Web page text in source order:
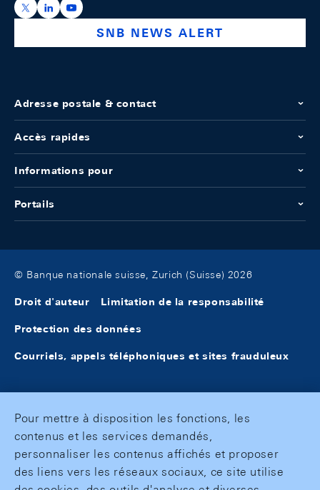
https://x.com/snb_bns
https://ch.linkedin.com/company/swiss-national-
https://www.youtube.com/@swissnationalbank
SNB NEWS ALERT
Adresse postale & contact
Accès rapides
Informations pour
Portails
© Banque nationale suisse, Zurich (Suisse) 2026
Droit d'auteur Limitation de la responsabilité
Protection des données
Courriels, appels téléphoniques et sites frauduleux
Pour mettre à disposition les fonctions, les
contenus et les services demandés,
personnaliser les contenus affichés et proposer
des liens vers les réseaux sociaux, ce site utilise